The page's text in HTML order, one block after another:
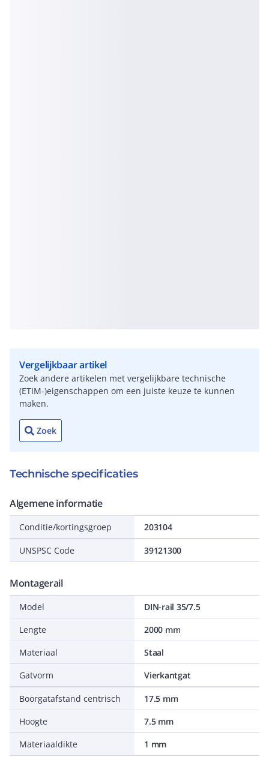
Vergelijkbaar artikel
Zoek andere artikelen met vergelijkbare technische
(ETIM-)eigenschappen om een juiste keuze te kunnen
maken.
Zoek
Technische specificaties
Algemene informatie
Conditie/kortingsgroep 203104
UNSPSC Code 39121300
Montagerail
Model
DIN-rail 35/7.5
Lengte
2000 mm
Materiaal
Staal
Gatvorm
Vierkantgat
Boorgatafstand centrisch
17.5 mm
Hoogte
7.5 mm
Materiaaldikte
1 mm